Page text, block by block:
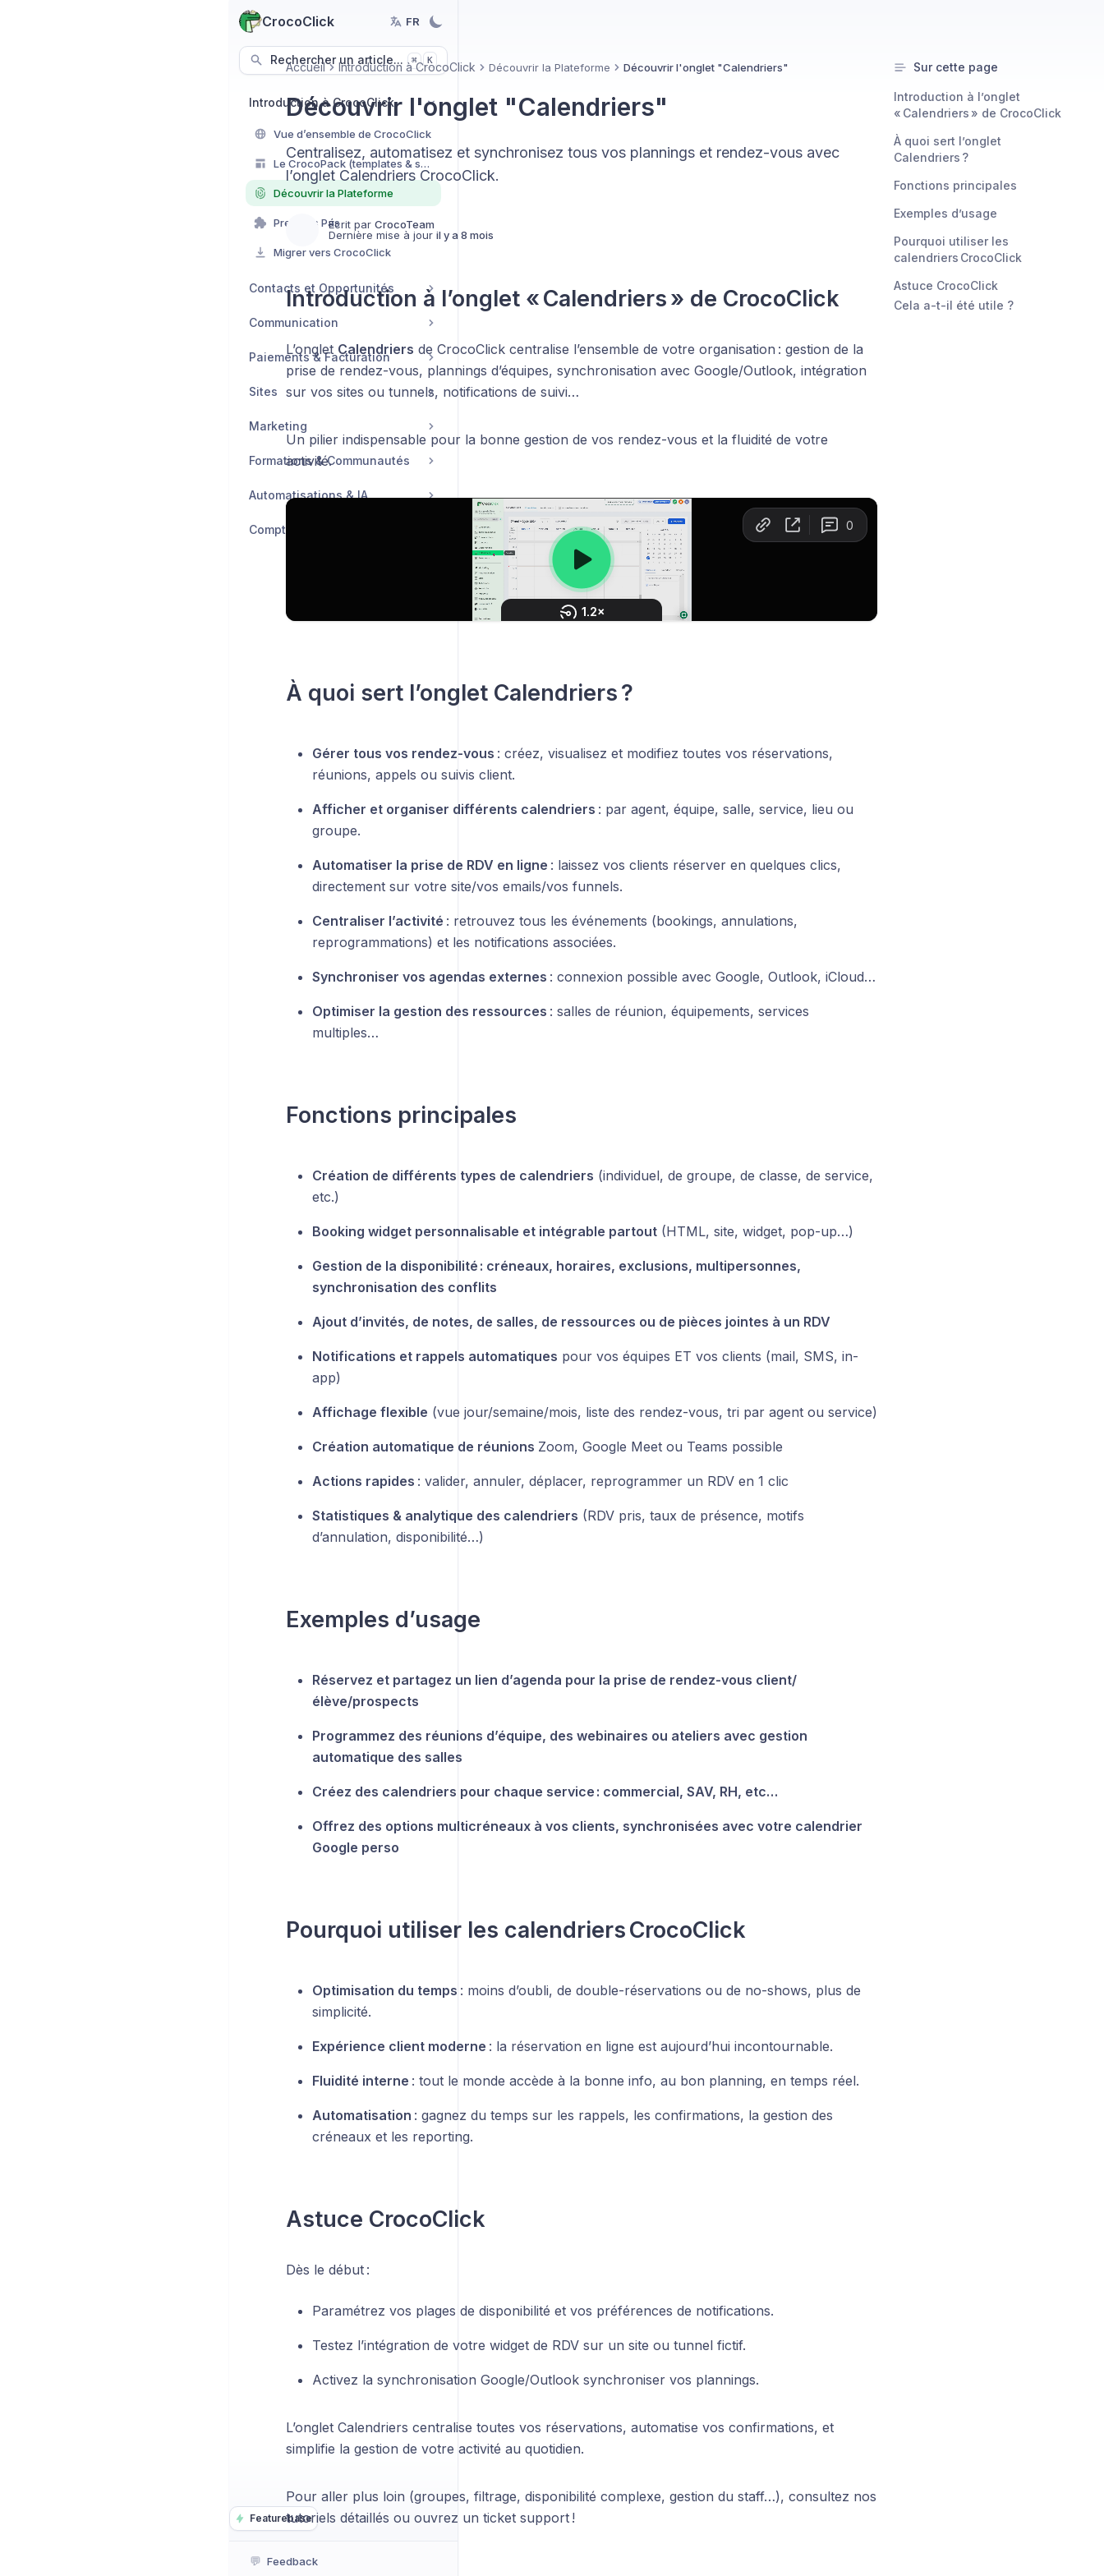
CrocoClick FR
Rechercher un article... ⌘ K
Featurebase
Introduction à CrocoClick
Vue d’ensemble de CrocoClick
Le CrocoPack (templates & systèmes)
Découvrir la Plateforme
Premiers Pas
Migrer vers CrocoClick
Contacts et Opportunités
Communication
Paiements & Facturation
Sites
Marketing
Formations & Communautés
Automatisations & IA
💬 Feedback
Accueil Introduction à CrocoClick Découvrir la Plateforme Découvrir l'onglet "Calendriers"
Découvrir l'onglet "Calendriers"
Centralisez, automatisez et synchronisez tous vos plannings et rendez-vous avec
l’onglet Calendriers CrocoClick.
Écrit par CrocoTeam
Dernière mise à jour il y a 8 mois
Introduction à l’onglet « Calendriers » de CrocoClick
L’onglet Calendriers de CrocoClick centralise l’ensemble de votre organisation : gestion de la
prise de rendez-vous, plannings d’équipes, synchronisation avec Google/Outlook, intégration
sur vos sites ou tunnels, notifications de suivi…
Un pilier indispensable pour la bonne gestion de vos rendez-vous et la fluidité de votre
activité.
À quoi sert l’onglet Calendriers ?
Gérer tous vos rendez-vous : créez, visualisez et modifiez toutes vos réservations,
réunions, appels ou suivis client.
Afficher et organiser différents calendriers : par agent, équipe, salle, service, lieu ou
groupe.
Automatiser la prise de RDV en ligne : laissez vos clients réserver en quelques clics,
directement sur votre site/vos emails/vos funnels.
Centraliser l’activité : retrouvez tous les événements (bookings, annulations,
reprogrammations) et les notifications associées.
Synchroniser vos agendas externes : connexion possible avec Google, Outlook, iCloud…
Optimiser la gestion des ressources : salles de réunion, équipements, services
multiples…
Fonctions principales
Création de différents types de calendriers (individuel, de groupe, de classe, de service,
etc.)
Booking widget personnalisable et intégrable partout(HTML, site, widget, pop-up…)
Gestion de la disponibilité : créneaux, horaires, exclusions, multipersonnes,
synchronisation des conflits
Ajout d’invités, de notes, de salles, de ressources ou de pièces jointes à un RDV
Notifications et rappels automatiques pour vos équipes ET vos clients (mail, SMS, in-
app)
Affichage flexible (vue jour/semaine/mois, liste des rendez-vous, tri par agent ou service)
Création automatique de réunions Zoom, Google Meet ou Teams possible
Actions rapides : valider, annuler, déplacer, reprogrammer un RDV en 1 clic
Statistiques & analytique des calendriers (RDV pris, taux de présence, motifs
d’annulation, disponibilité…)
Exemples d’usage
Réservez et partagez un lien d’agenda pour la prise de rendez-vous client/
élève/prospects
Programmez des réunions d’équipe, des webinaires ou ateliers avec gestion
automatique des salles
Créez des calendriers pour chaque service : commercial, SAV, RH, etc…
Offrez des options multicréneaux à vos clients, synchronisées avec votre calendrier
Google perso
Pourquoi utiliser les calendriers CrocoClick
Optimisation du temps : moins d’oubli, de double-réservations ou de no-shows, plus de
simplicité.
Expérience client moderne : la réservation en ligne est aujourd’hui incontournable.
Fluidité interne : tout le monde accède à la bonne info, au bon planning, en temps réel.
Automatisation : gagnez du temps sur les rappels, les confirmations, la gestion des
créneaux et les reporting.
Astuce CrocoClick
Dès le début :
Paramétrez vos plages de disponibilité et vos préférences de notifications.
Testez l’intégration de votre widget de RDV sur un site ou tunnel fictif.
Activez la synchronisation Google/Outlook synchroniser vos plannings.
L’onglet Calendriers centralise toutes vos réservations, automatise vos confirmations, et
simplifie la gestion de votre activité au quotidien.
Pour aller plus loin (groupes, filtrage, disponibilité complexe, gestion du staff…), consultez nos
tutoriels détaillés ou ouvrez un ticket support !
Sur cette page
Introduction à l’onglet
« Calendriers » de CrocoClick
À quoi sert l’onglet
Calendriers ?
Fonctions principales
Exemples d’usage
Pourquoi utiliser les
calendriers CrocoClick
Astuce CrocoClick
Cela a-t-il été utile ?